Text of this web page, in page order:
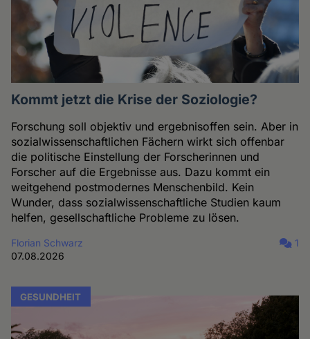
Kommt jetzt die Krise der Soziologie?
Forschung soll objektiv und ergebnisoffen sein. Aber in
sozialwissenschaftlichen Fächern wirkt sich offenbar
die politische Einstellung der Forscherinnen und
Forscher auf die Ergebnisse aus. Dazu kommt ein
weitgehend postmodernes Menschenbild. Kein
Wunder, dass sozialwissenschaftliche Studien kaum
helfen, gesellschaftliche Probleme zu lösen.
Florian Schwarz
07.08.2026
1
GESUNDHEIT